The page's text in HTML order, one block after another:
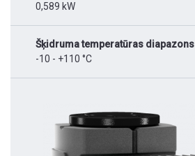
0,589 kW
Šķidruma temperatūras diapazons
-10 - +110 °C